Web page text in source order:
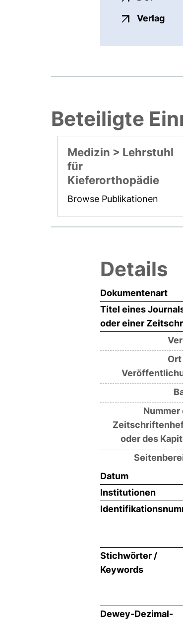
Verlag
Beteiligte
Medizin > Lehrstuhl
für
Kieferorthopädie
Browse Publikationen
Details
Dokumentenart
Titel eines
oder einer
Nummer
oder des
Datum
Institutionen
Stichwörter /
Keywords
Dewey-Dezimal-